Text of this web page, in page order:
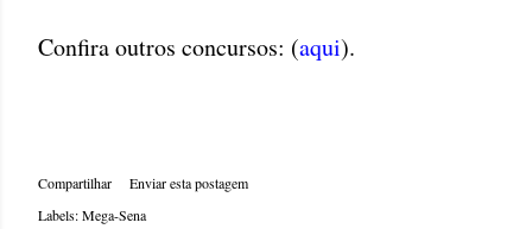
Confira outros concursos: (aqui).
Compartilhar
Enviar esta postagem
Labels:Mega-Sena